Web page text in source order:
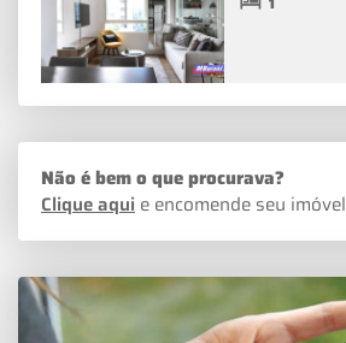
Não é bem o que procurava?
Clique aqui e encomende seu imóvel